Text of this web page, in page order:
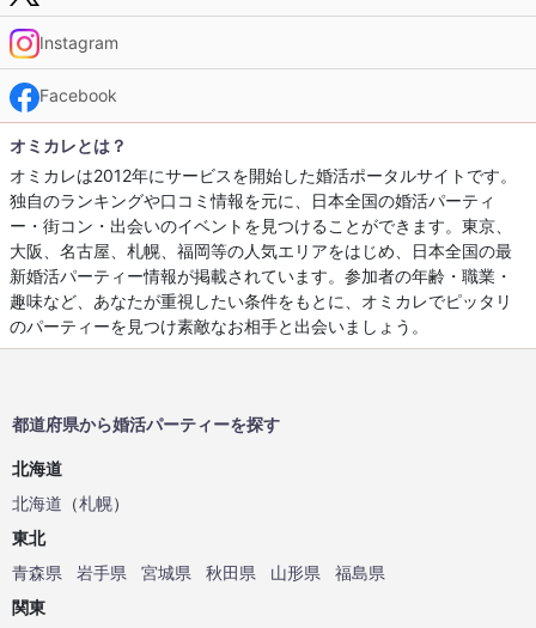
Instagram
Facebook
オミカレとは？
オミカレは2012年にサービスを開始した婚活ポータルサイトです。
独自のランキングや口コミ情報を元に、日本全国の婚活パーティ
ー・街コン・出会いのイベントを見つけることができます。東京、
大阪、名古屋、札幌、福岡等の人気エリアをはじめ、日本全国の最
新婚活パーティー情報が掲載されています。参加者の年齢・職業・
趣味など、あなたが重視したい条件をもとに、オミカレでピッタリ
のパーティーを見つけ素敵なお相手と出会いましょう。
都道府県から婚活パーティーを探す
北海道
北海道 （札幌）
東北
青森県
岩手県 宮城県 秋田県 山形県
福島県
関東